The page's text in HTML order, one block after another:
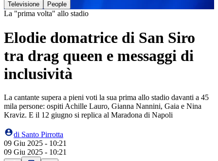
Televisione People
La "prima volta" allo stadio
Elodie domatrice di San Siro
tra drag queen e messaggi di
inclusività
La cantante supera a pieni voti la sua prima allo stadio davanti a 45
mila persone: ospiti Achille Lauro, Gianna Nannini, Gaia e Nina
Kraviz. E il 12 giugno si replica al Maradona di Napoli
di Santo Pirrotta
09 Giu 2025 - 10:21
09 Giu 2025 - 10:21